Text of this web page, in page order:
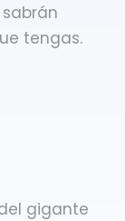
tengas.
gigante